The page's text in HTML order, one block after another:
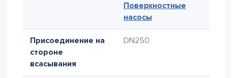
Поверхностные
насосы
Присоединение на
стороне
всасывания
DN250